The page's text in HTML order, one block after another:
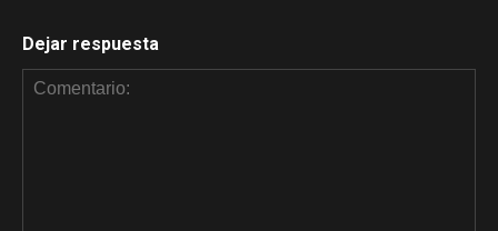
Dejar respuesta